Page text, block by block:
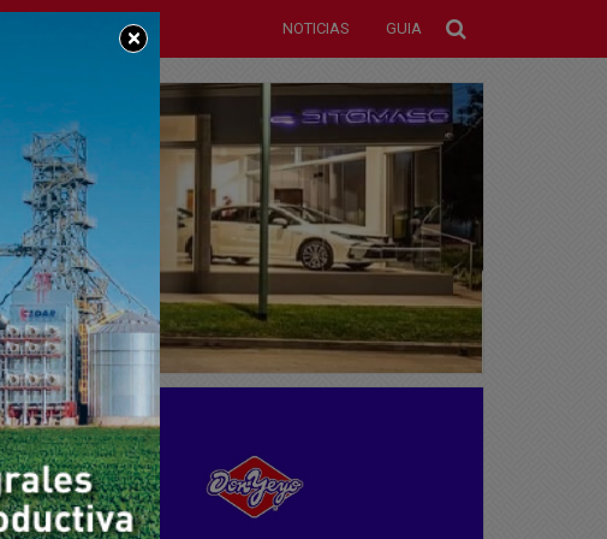
× NOTICIAS GUIA